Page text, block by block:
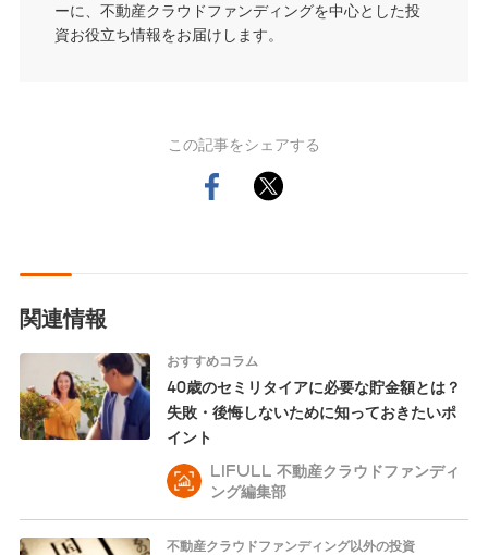
ーに、不動産クラウドファンディングを中心とした投
資お役立ち情報をお届けします。
この記事をシェアする
関連情報
おすすめコラム
40歳のセミリタイアに必要な貯金額とは？
失敗・後悔しないために知っておきたいポ
イント
LIFULL 不動産クラウドファンディ
ング編集部
不動産クラウドファンディング以外の投資